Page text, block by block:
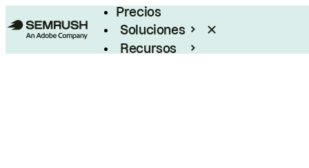
Precios
Soluciones
Recursos